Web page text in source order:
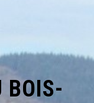
BOIS-